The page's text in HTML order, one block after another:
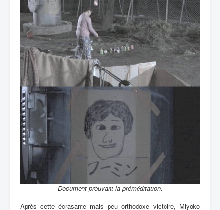
Document prouvant la préméditation.
Après cette écrasante mais peu orthodoxe victoire, Miyoko